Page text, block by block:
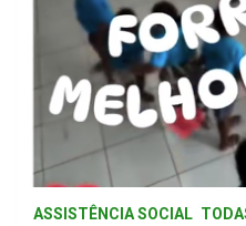
ASSISTÊNCIA SOCIAL